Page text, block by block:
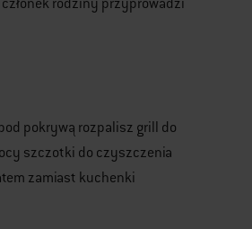
rodziny przyprowadzi
pokrywą rozpalisz grill do
szczotki do czyszczenia
zamiast kuchenki